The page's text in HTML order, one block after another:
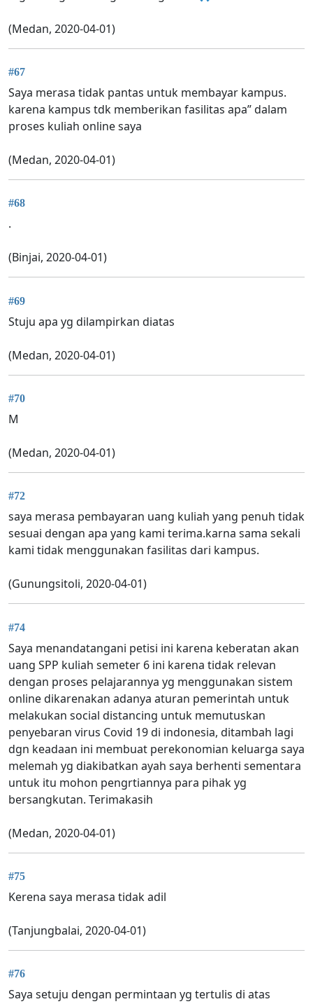
(Medan, 2020-04-01)
#67
Saya merasa tidak pantas untuk membayar kampus.
karena kampus tdk memberikan fasilitas apa” dalam
proses kuliah online saya
(Medan, 2020-04-01)
#68
.
(Binjai, 2020-04-01)
#69
Stuju apa yg dilampirkan diatas
(Medan, 2020-04-01)
#70
M
(Medan, 2020-04-01)
#72
saya merasa pembayaran uang kuliah yang penuh tidak
sesuai dengan apa yang kami terima.karna sama sekali
kami tidak menggunakan fasilitas dari kampus.
(Gunungsitoli, 2020-04-01)
#74
Saya menandatangani petisi ini karena keberatan akan
uang SPP kuliah semeter 6 ini karena tidak relevan
dengan proses pelajarannya yg menggunakan sistem
online dikarenakan adanya aturan pemerintah untuk
melakukan social distancing untuk memutuskan
penyebaran virus Covid 19 di indonesia, ditambah lagi
dgn keadaan ini membuat perekonomian keluarga saya
melemah yg diakibatkan ayah saya berhenti sementara
untuk itu mohon pengrtiannya para pihak yg
bersangkutan. Terimakasih
(Medan, 2020-04-01)
#75
Kerena saya merasa tidak adil
(Tanjungbalai, 2020-04-01)
#76
Saya setuju dengan permintaan yg tertulis di atas